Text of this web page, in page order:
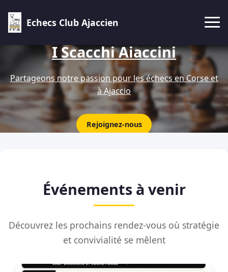
Echecs Club Ajaccien
I Scacchi Aiaccini
Partageons notre passion pour les échecs en Corse et
à Ajaccio
Rejoignez-nous
Événements à venir
Découvrez les prochains rendez-vous où stratégie
et convivialité se mêlent